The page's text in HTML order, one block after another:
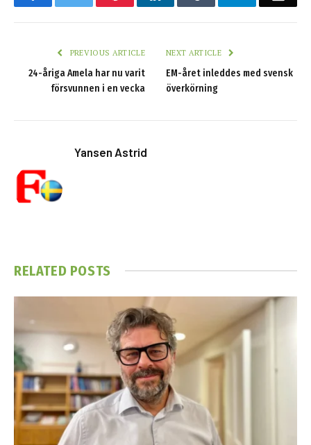
PREVIOUS ARTICLE
24-åriga Amela har nu varit
försvunnen i en vecka
NEXT ARTICLE
EM-året inleddes med svensk
överkörning
Yansen Astrid
RELATED POSTS